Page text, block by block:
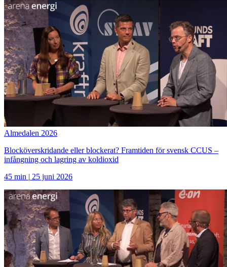
Almedalen 2026
Blocköverskridande eller blockerat? Framtiden för svensk CCUS –
infångning och lagring av koldioxid
45 min
25 juni 2026